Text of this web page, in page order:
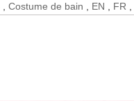
, Costume de bain , EN , FR ,